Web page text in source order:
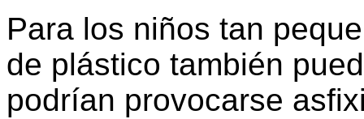
Para los niños tan
de plástico también
podrían provocarse